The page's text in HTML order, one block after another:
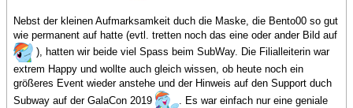
Nebst der kleinen Aufmarksamkeit duch die Maske, die Bento00 so gut
wie permanent auf hatte (evtl. tretten noch das eine oder ander Bild auf
), hatten wir beide viel Spass beim SubWay. Die Filialleiterin war
extrem Happy und wollte auch gleich wissen, ob heute noch ein
größeres Event wieder anstehe und der Hinweis auf den Support duch
Subway auf der GalaCon 2019
. Es war einfach nur eine geniale